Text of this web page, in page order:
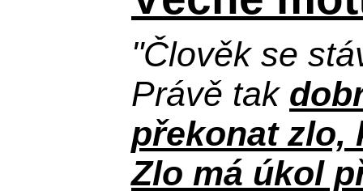
"Člověk se
Právě tak
překonat zlo,
Zlo má úkol